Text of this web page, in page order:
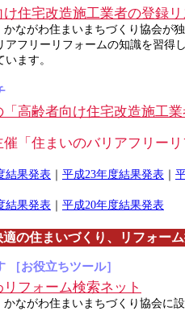
け住宅改造施工業者の登録
ながわ住まいまちづくり協会が
アフリーリフォームの知識を習得
ます。
「高齢者向け住宅改造施工
催「住まいのバリアフリー
結果発表
平成23年度結果発表
結果発表
平成20年度結果発表
の住まいづくり、リフォー
［お役立ちツール］
リフォーム検索ネット
ながわ住まいまちづくり協会に